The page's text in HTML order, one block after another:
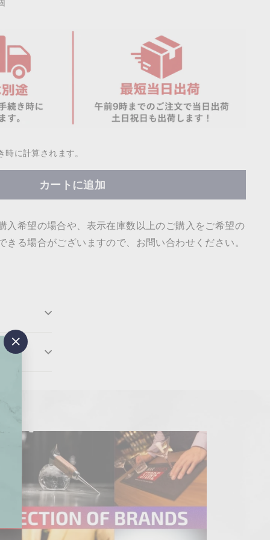
"閉
に計算されます。
カートに追加
入希望の場合や、表示在庫数以上のご購入をご希望の
きる場合がございますので、お問い合わせください。